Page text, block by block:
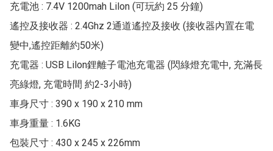
充電池 : 7.4V 1200mah Lilon (可玩約 25 分鐘)
遙控及接收器 : 2.4Ghz 2通道遙控及接收 (接收器內置在電
變中,遙控距離約50米)
充電器 : USB Lilon鋰離子電池充電器 (閃綠燈充電中, 充滿長
亮綠燈, 充電時間 約2-3小時)
車身尺寸 : 390 x 190 x 210 mm
車身重量 : 1.6KG
包裝尺寸 : 430 x 245 x 226mm